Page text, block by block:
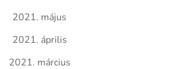
2021. május
2021. április
2021. március